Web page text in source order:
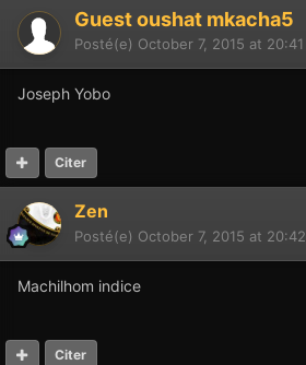
Guest oushat mkacha5
Posté(e) October 7, 2015 at 20:41
Joseph Yobo
Citer
Zen
Posté(e) October 7, 2015 at 20:42
Machilhom indice
Citer